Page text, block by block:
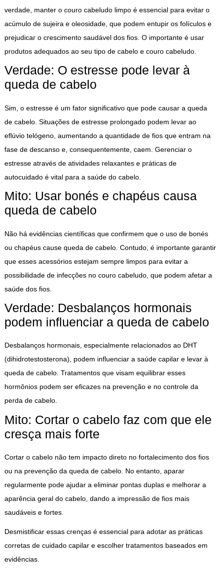
verdade, manter o couro cabeludo limpo é essencial para evitar o
acúmulo de sujeira e oleosidade, que podem entupir os folículos e
prejudicar o crescimento saudável dos fios. O importante é usar
produtos adequados ao seu tipo de cabelo e couro cabeludo.
Verdade: O estresse pode levar à
queda de cabelo
Sim, o estresse é um fator significativo que pode causar a queda
de cabelo. Situações de estresse prolongado podem levar ao
eflúvio telógeno, aumentando a quantidade de fios que entram na
fase de descanso e, consequentemente, caem. Gerenciar o
estresse através de atividades relaxantes e práticas de
autocuidado é vital para a saúde do cabelo.
Mito: Usar bonés e chapéus causa
queda de cabelo
Não há evidências científicas que confirmem que o uso de bonés
ou chapéus cause queda de cabelo. Contudo, é importante garantir
que esses acessórios estejam sempre limpos para evitar a
possibilidade de infecções no couro cabeludo, que podem afetar a
saúde dos fios.
Verdade: Desbalanços hormonais
podem influenciar a queda de cabelo
Desbalanços hormonais, especialmente relacionados ao DHT
(dihidrotestosterona), podem influenciar a saúde capilar e levar à
queda de cabelo. Tratamentos que visam equilibrar esses
hormônios podem ser eficazes na prevenção e no controle da
perda de cabelo.
Mito: Cortar o cabelo faz com que ele
cresça mais forte
Cortar o cabelo não tem impacto direto no fortalecimento dos fios
ou na prevenção da queda de cabelo. No entanto, aparar
regularmente pode ajudar a eliminar pontas duplas e melhorar a
aparência geral do cabelo, dando a impressão de fios mais
saudáveis e fortes.
Desmistificar essas crenças é essencial para adotar as práticas
corretas de cuidado capilar e escolher tratamentos baseados em
evidências.